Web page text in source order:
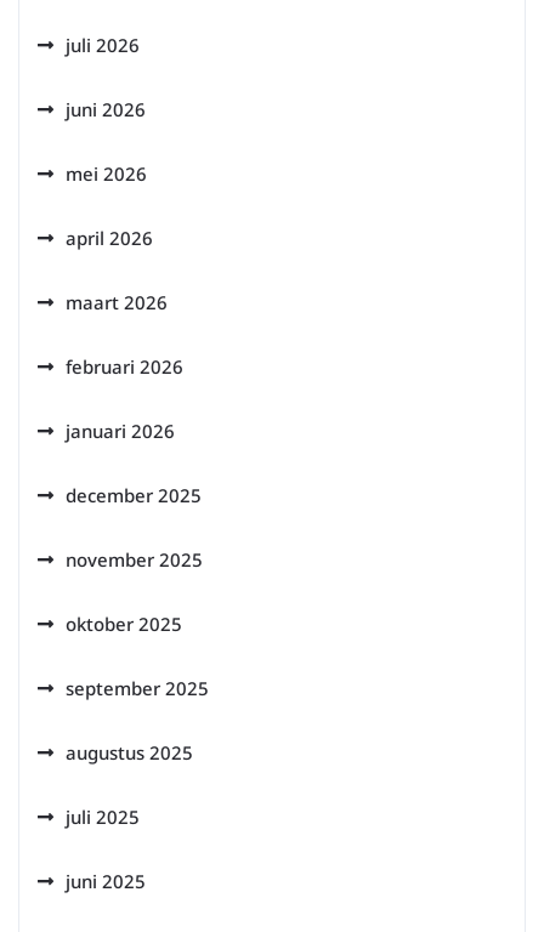
juli 2026
juni 2026
mei 2026
april 2026
maart 2026
februari 2026
januari 2026
december 2025
november 2025
oktober 2025
september 2025
augustus 2025
juli 2025
juni 2025